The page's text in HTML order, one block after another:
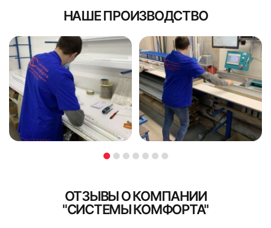
НАШЕ ПРОИЗВОДСТВО
ОТЗЫВЫ О КОМПАНИИ
"СИСТЕМЫ КОМФОРТА"